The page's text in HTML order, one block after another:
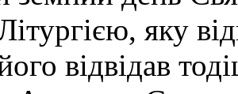
яку
відвідав